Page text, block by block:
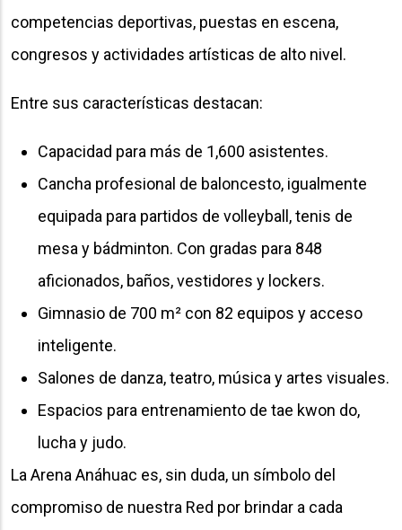
competencias deportivas, puestas en escena,
congresos y actividades artísticas de alto nivel.
Entre sus características destacan:
Capacidad para más de 1,600 asistentes.
Cancha profesional de baloncesto, igualmente
equipada para partidos de volleyball, tenis de
mesa y bádminton. Con gradas para 848
aficionados, baños, vestidores y lockers.
Gimnasio de 700 m² con 82 equipos y acceso
inteligente.
Salones de danza, teatro, música y artes visuales.
Espacios para entrenamiento de tae kwon do,
lucha y judo.
La Arena Anáhuac es, sin duda, un símbolo del
compromiso de nuestra Red por brindar a cada